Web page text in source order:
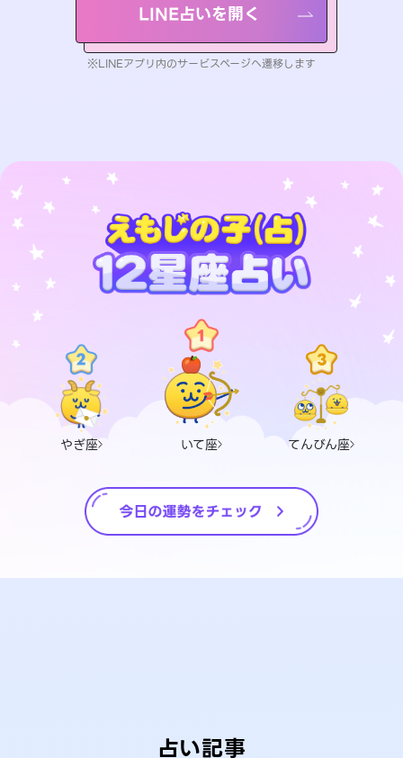
LINE占いを開く
※LINEアプリ内のサービスページへ遷移します
やぎ座 いて座 てんびん座
占い記事